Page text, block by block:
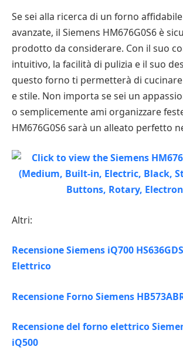
Se sei alla ricerca di un forno
avanzate, il Siemens HM676G0S6 è
prodotto da considerare. Con il suo
intuitivo, la facilità di pulizia e il suo
questo forno ti permetterà di
e stile. Non importa se sei un
o semplicemente ami organizzare
HM676G0S6 sarà un alleato perfetto
Altri:
Recensione Siemens iQ700
Elettrico
Recensione Forno Siemens
Recensione del forno elettrico
iQ500